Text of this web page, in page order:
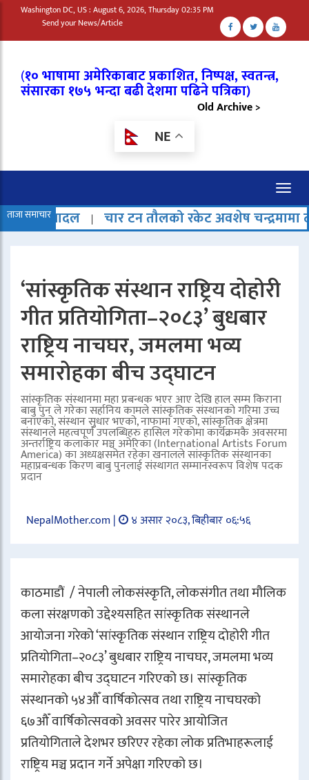
Washington DC, US : August 6, 2026, Thursday 02:35 PM
Send your News/Article
(१० भाषामा अमेरिकाबाट प्रकाशित, निष्पक्ष, स्वतन्त्र,
संसारका १७५ भन्दा बढी देशमा पढिने पत्रिका)
Old Archive >
NE
ताजा समाचार
चार टन तौलको रकेट अवशेष चन्द्रमामा ठोक्किएको अनुमान
‘सांस्कृतिक संस्थान राष्ट्रिय दोहोरी
गीत प्रतियोगिता–२०८३’ बुधबार
राष्ट्रिय नाचघर, जमलमा भव्य
समारोहका बीच उद्घाटन
सांस्कृतिक संस्थानमा महा प्रबन्धक भएर आए देखि हाल सम्म किराना
बाबु पुन ले गरेका सर्हानिय कामले सांस्कृतिक संस्थानको गरिमा उच्च
बनाएको, संस्थान सुधार भएको, नाफामा गएको, सांस्कृतिक क्षेत्रमा
संस्थानले महत्वपूर्ण उपलब्धिहरु हासिल गरेकोमा कार्यक्रमकै अवसरमा
अन्तर्राष्ट्रिय कलाकार मञ्च अमेरिका (International Artists Forum
America) का अध्यक्षसमेत रहेका खनालले सांस्कृतिक संस्थानका
महाप्रबन्धक किरण बाबु पुनलाई संस्थागत सम्मानस्वरूप विशेष पदक
प्रदान
NepalMother.com | ४ असार २०८३, बिहीबार ०६:५६
काठमाडौं / नेपाली लोकसंस्कृति, लोकसंगीत तथा मौलिक
कला संरक्षणको उद्देश्यसहित सांस्कृतिक संस्थानले
आयोजना गरेको ‘सांस्कृतिक संस्थान राष्ट्रिय दोहोरी गीत
प्रतियोगिता–२०८३’ बुधबार राष्ट्रिय नाचघर, जमलमा भव्य
समारोहका बीच उद्घाटन गरिएको छ। सांस्कृतिक
संस्थानको ५४औँ वार्षिकोत्सव तथा राष्ट्रिय नाचघरको
६७औँ वार्षिकोत्सवको अवसर पारेर आयोजित
प्रतियोगिताले देशभर छरिएर रहेका लोक प्रतिभाहरूलाई
राष्ट्रिय मञ्च प्रदान गर्ने अपेक्षा गरिएको छ।